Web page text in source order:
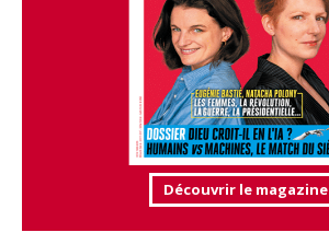
Découvrir le magazine